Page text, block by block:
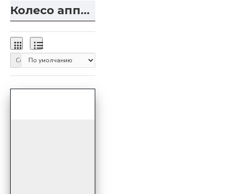
Колесо аппаратное с подшипником поворотное под болт M12 с тормозом ( EM04 MBT F ), диск-полипропилен
Сортировка: